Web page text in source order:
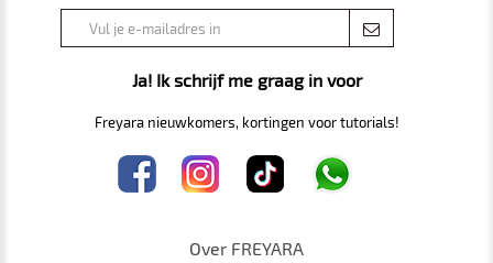
Ja! Ik schrijf me graag in voor
Freyara nieuwkomers, kortingen voor tutorials!
Over FREYARA